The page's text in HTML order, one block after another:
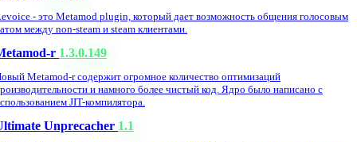
- это Metamod plugin, который дает возможность общения голосовым
между non-steam и steam клиентами.
r 1.3.0.149
Metamod-r содержит огромное количество оптимизаций
и намного более чистый код. Ядро было написано с
JIT-компилятора.
Unprecacher 1.1